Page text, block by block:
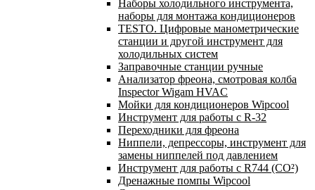
Наборы холодильного инструмента,
наборы для монтажа кондиционеров
TESTO. Цифровые манометрические
станции и другой инструмент для
холодильных систем
Заправочные станции ручные
Анализатор фреона, смотровая колба
Inspector Wigam HVAC
Мойки для кондиционеров Wipcool
Инструмент для работы с R-32
Переходники для фреона
Ниппели, депрессоры, инструмент для
замены ниппелей под давлением
Инструмент для работы с R744 (CO²)
Дренажные помпы Wipcool